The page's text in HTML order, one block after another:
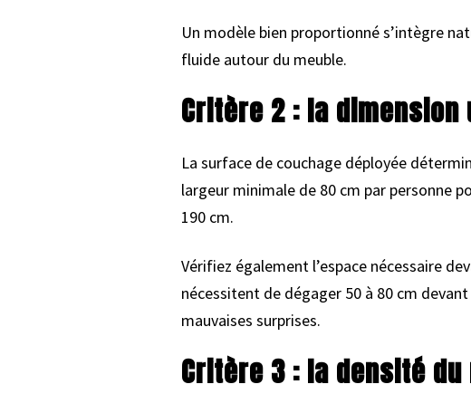
Un modèle bien proportionné s’intègre
fluide autour du meuble.
Critère 2 : la
La surface de couchage déployée
largeur minimale de 80 cm par personne
190 cm.
Vérifiez également l’espace nécessaire
nécessitent de dégager 50 à 80 cm
mauvaises surprises.
Critère 3 : la densité